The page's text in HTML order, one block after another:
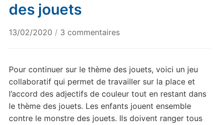
des jouets
13/02/2020 / 3 commentairessur
:
le
monstre
des
jouets
Pour continuer sur le thème des jouets, voici un jeu
collaboratif qui permet de travailler sur la place et
l’accord des adjectifs de couleur tout en restant dans
le thème des jouets. Les enfants jouent ensemble
contre le monstre des jouets. Ils doivent ranger tous